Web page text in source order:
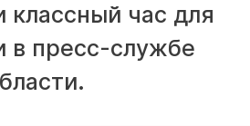
час для
в пресс-службе